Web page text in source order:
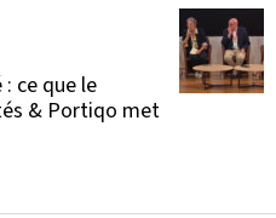
ce que le
& Portiqo met